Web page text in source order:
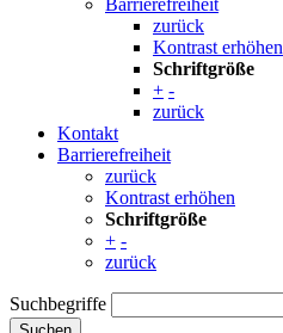
Barrierefreiheit
zurück
Kontrast erhöhen
Schriftgröße
+ -
zurück
Kontakt
Barrierefreiheit
zurück
Kontrast erhöhen
Schriftgröße
+ -
zurück
Suchbegriffe